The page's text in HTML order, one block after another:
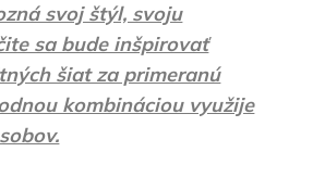
svoj štýl, svoju
sa bude inšpirovať
šiat za primeranú
kombináciou využije